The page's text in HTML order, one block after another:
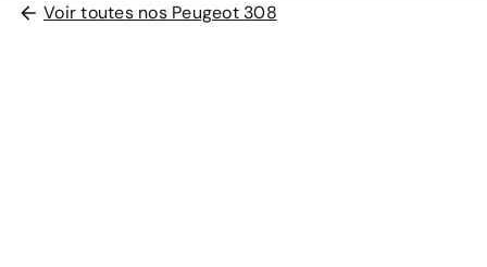
Voir toutes nos Peugeot 308